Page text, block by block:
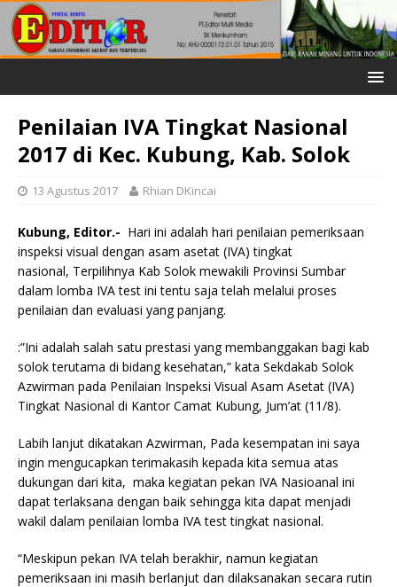
Penilaian IVA Tingkat Nasional
2017 di Kec. Kubung, Kab. Solok
13 Agustus 2017 Rhian DKincai
Kubung, Editor.- Hari ini adalah hari penilaian pemeriksaan
inspeksi visual dengan asam asetat (IVA) tingkat
nasional, Terpilihnya Kab Solok mewakili Provinsi Sumbar
dalam lomba IVA test ini tentu saja telah melalui proses
penilaian dan evaluasi yang panjang.
:”Ini adalah salah satu prestasi yang membanggakan bagi kab
solok terutama di bidang kesehatan,” kata Sekdakab Solok
Azwirman pada Penilaian Inspeksi Visual Asam Asetat (IVA)
Tingkat Nasional di Kantor Camat Kubung, Jum’at (11/8).
Labih lanjut dikatakan Azwirman, Pada kesempatan ini saya
ingin mengucapkan terimakasih kepada kita semua atas
dukungan dari kita, maka kegiatan pekan IVA Nasioanal ini
dapat terlaksana dengan baik sehingga kita dapat menjadi
wakil dalam penilaian lomba IVA test tingkat nasional.
“Meskipun pekan IVA telah berakhir, namun kegiatan
pemeriksaan ini masih berlanjut dan dilaksanakan secara rutin